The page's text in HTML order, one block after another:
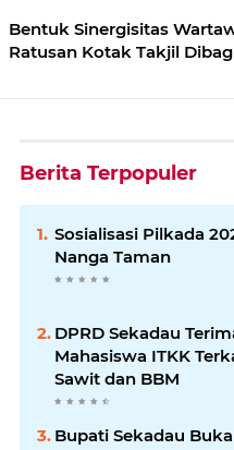
Bentuk Sinergisitas
Ratusan Kotak Takjil
Berita Terpopuler
Sosialisasi Pilkada
Nanga Taman
DPRD Sekadau
Mahasiswa ITKK
Sawit dan BBM
Bupati Sekadau